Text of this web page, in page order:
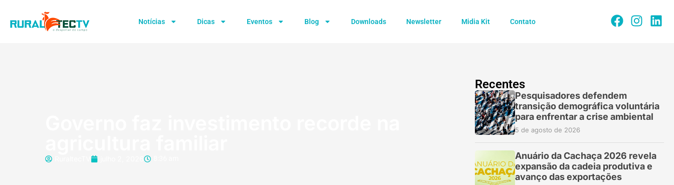
Notícias Dicas Eventos Blog Downloads Newsletter Midia Kit Contato
Recentes
Pesquisadores defendem
transição demográfica voluntária
para enfrentar a crise ambiental
5 de agosto de 2026
Anuário da Cachaça 2026 revela
expansão da cadeia produtiva e
avanço das exportações